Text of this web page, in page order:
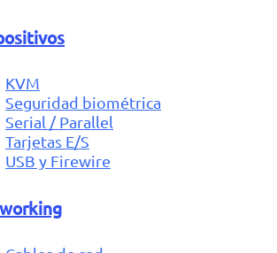
KVM
Seguridad biométrica
Serial / Parallel
Tarjetas E/S
USB y Firewire